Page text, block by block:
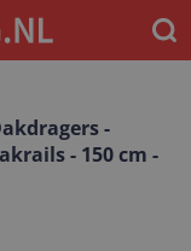
-
- 150 cm -